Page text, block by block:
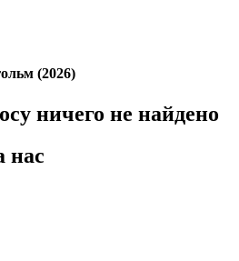
(2026)
ничего не найдено
нас